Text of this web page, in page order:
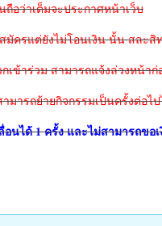
อว่าเต็มจะประกาศหน้าเว็บ
มัครแต่ยังไม่โอนเงิน นั้น สละสิ
เข้าร่วม สามารถแจ้งล่วงหน้า
มารถย้ายกิจกรรมเป็นครั้งต่อไ
อนได้1 ครั้ง และไม่สามารถขอ